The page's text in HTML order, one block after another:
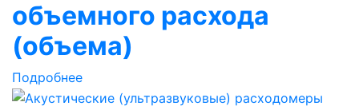
объемного расхода
(объема)
Подробнее